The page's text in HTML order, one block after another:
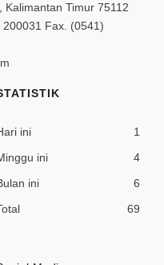
Kalimantan Timur 75112
Fax. (0541)
ini
1
ini
4
ini
6
69